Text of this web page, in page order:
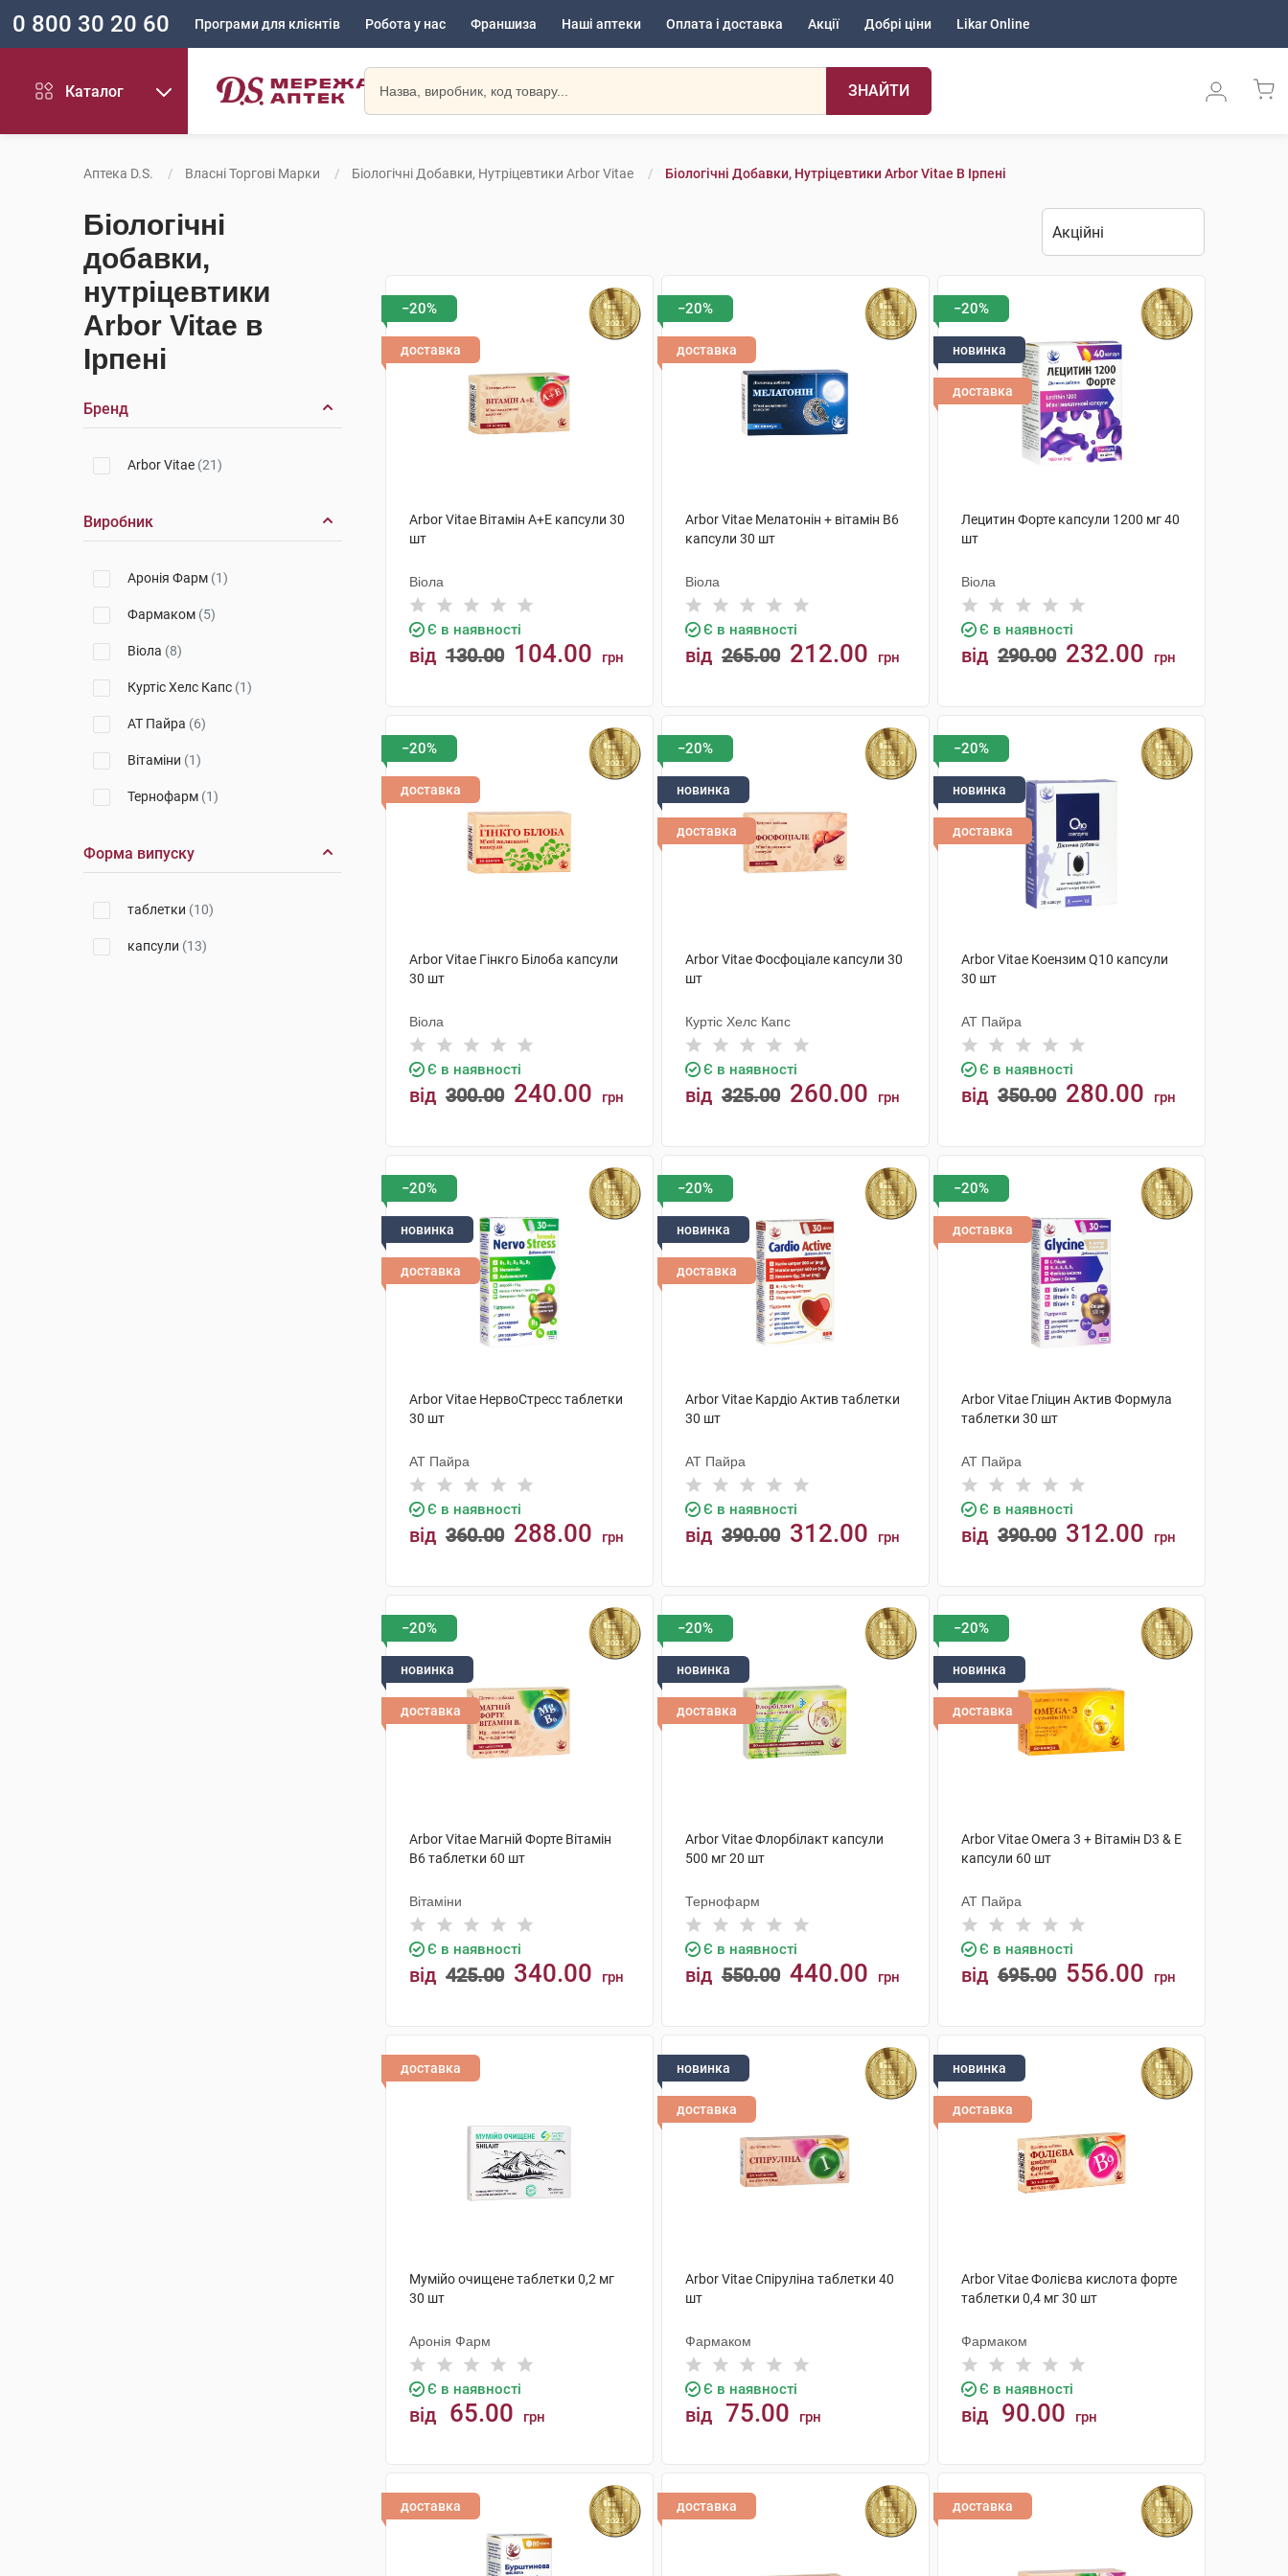
0 800 30 20 60 Програми для клієнтів Робота у нас Франшиза Наші аптеки Оплата і доставка Акції Добрі ціни Likar Online
Каталог ЗНАЙТИ
Аптека D.S. Власні Торгові Марки Біологічні Добавки, Нутріцевтики Arbor Vitae Біологічні Добавки, Нутріцевтики Arbor Vitae В Ірпені
Біологічні
добавки,
нутріцевтики
Arbor Vitae в
Ірпені
Бренд
Arbor Vitae (21)
Виробник
Аронія Фарм (1)
Фармаком (5)
Віола (8)
Куртіс Хелс Капс (1)
АТ Пайра (6)
Вітаміни (1)
Тернофарм (1)
Форма випуску
таблетки (10)
капсули (13)
−20%
доставка
Arbor Vitae Вітамін A+Е капсули 30
шт
Віола
Є в наявності
від 130.00 104.00 грн
−20%
доставка
Arbor Vitae Мелатонін + вітамін В6
капсули 30 шт
Віола
Є в наявності
від 265.00 212.00 грн
−20%
новинка
доставка
Лецитин Форте капсули 1200 мг 40
шт
Віола
Є в наявності
від 290.00 232.00 грн
−20%
доставка
Arbor Vitae Гінкго Білоба капсули
30 шт
Віола
Є в наявності
від 300.00 240.00 грн
−20%
новинка
доставка
Arbor Vitae Фосфоціале капсули 30
шт
Куртіс Хелс Капс
Є в наявності
від 325.00 260.00 грн
−20%
новинка
доставка
Arbor Vitae Коензим Q10 капсули
30 шт
АТ Пайра
Є в наявності
від 350.00 280.00 грн
−20%
новинка
доставка
Arbor Vitae НервоСтресс таблетки
30 шт
АТ Пайра
Є в наявності
від 360.00 288.00 грн
−20%
новинка
доставка
Arbor Vitae Кардіо Актив таблетки
30 шт
АТ Пайра
Є в наявності
від 390.00 312.00 грн
−20%
доставка
Arbor Vitae Гліцин Актив Формула
таблетки 30 шт
АТ Пайра
Є в наявності
від 390.00 312.00 грн
−20%
новинка
доставка
Arbor Vitae Магній Форте Вітамін
В6 таблетки 60 шт
Вітаміни
Є в наявності
від 425.00 340.00 грн
−20%
новинка
доставка
Arbor Vitae Флорбілакт капсули
500 мг 20 шт
Тернофарм
Є в наявності
від 550.00 440.00 грн
−20%
новинка
доставка
Arbor Vitae Омега 3 + Вітамін D3 & Е
капсули 60 шт
АТ Пайра
Є в наявності
від 695.00 556.00 грн
доставка
Мумійо очищене таблетки 0,2 мг
30 шт
Аронія Фарм
Є в наявності
від 65.00 грн
новинка
доставка
Arbor Vitae Спіруліна таблетки 40
шт
Фармаком
Є в наявності
від 75.00 грн
новинка
доставка
Arbor Vitae Фолієва кислота форте
таблетки 0,4 мг 30 шт
Фармаком
Є в наявності
від 90.00 грн
доставка доставка доставка